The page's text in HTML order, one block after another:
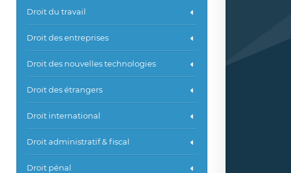
Droit du travail
Droit des entreprises
Droit des nouvelles technologies
Droit des étrangers
Droit international
Droit administratif & fiscal
Droit pénal